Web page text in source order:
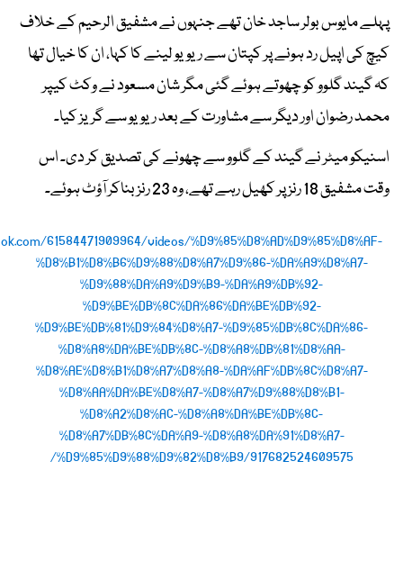
پہلے مایوس بولر ساجد خان تھے جنہوں نے مشفیق الرحیم کے خلاف
کیچ کی اپیل رد ہونے پر کپتان سے ریویو لینے کا کہا، ان کا خیال تھا
کہ گیند گلوو کو چھوتے ہوئے گئی مگر شان مسعود نے وکٹ کیپر
محمد رضوان اور دیگر سے مشاورت کے بعد ریویو سے گریز کیا۔
اسنیکو میٹر نے گیند کے گلوو سے چھونے کی تصدیق کر دی۔ اس
وقت مشفیق 18 رنز پر کھیل رہے تھے، وہ 23 رنز بناکر آؤٹ ہوئے۔
61584471909964/videos/%D9%85%D8%AD%D9%85%D8%AF-
%D8%B1%D8%B6%D9%88%D8%A7%D9%86-%DA%A9%D8%A7-
%D9%88%DA%A9%D9%B9-%DA%A9%DB%92-
%D9%BE%DB%8C%DA%86%DA%BE%DB%92-
%D9%BE%DB%81%D9%84%D8%A7-%D9%85%DB%8C%DA%86-
%D8%A8%DA%BE%DB%8C-%D8%A8%DB%81%D8%AA-
%D8%AE%D8%B1%D8%A7%D8%A8-%DA%AF%DB%8C%D8%A7-
%D8%AA%DA%BE%D8%A7-%D8%A7%D9%88%D8%B1-
%D8%A2%D8%AC-%D8%A8%DA%BE%DB%8C-
%D8%A7%DB%8C%DA%A9-%D8%A8%DA%91%D8%A7-
%D9%85%D9%88%D9%82%D8%B9/917682524609575/